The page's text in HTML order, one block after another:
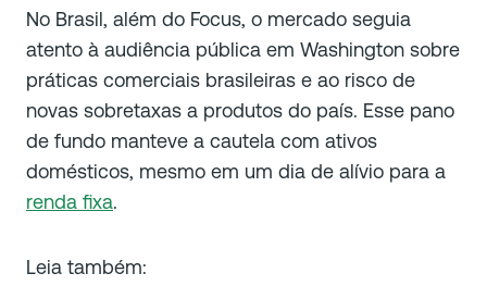
No Brasil, além do Focus, o mercado seguia
atento à audiência pública em Washington sobre
práticas comerciais brasileiras e ao risco de
novas sobretaxas a produtos do país. Esse pano
de fundo manteve a cautela com ativos
domésticos, mesmo em um dia de alívio para a
renda fixa.
Leia também: